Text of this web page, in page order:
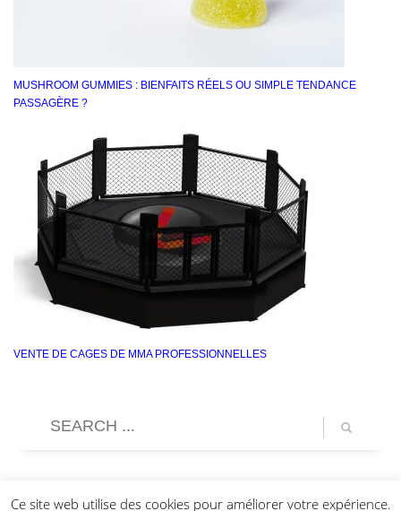
MUSHROOM GUMMIES : BIENFAITS RÉELS OU SIMPLE TENDANCE
PASSAGÈRE ?
VENTE DE CAGES DE MMA PROFESSIONNELLES
Ce site web utilise des cookies pour améliorer votre expérience.